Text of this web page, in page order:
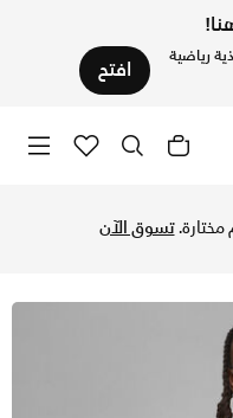
رياضية افتح
تسوق الآن